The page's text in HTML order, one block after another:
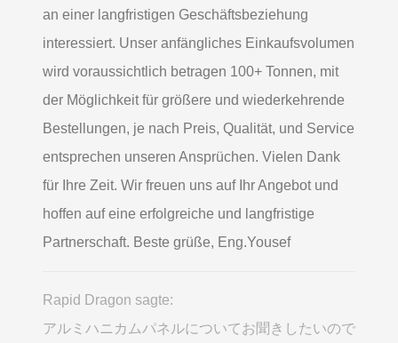
an einer langfristigen Geschäftsbeziehung
interessiert. Unser anfängliches Einkaufsvolumen
wird voraussichtlich betragen 100+ Tonnen, mit
der Möglichkeit für größere und wiederkehrende
Bestellungen, je nach Preis, Qualität, und Service
entsprechen unseren Ansprüchen. Vielen Dank
für Ihre Zeit. Wir freuen uns auf Ihr Angebot und
hoffen auf eine erfolgreiche und langfristige
Partnerschaft. Beste grüße, Eng.Yousef
Rapid Dragon sagte:
アルミハニカムパネルについてお聞きしたいので